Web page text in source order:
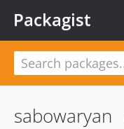
Packagist
sabowaryan